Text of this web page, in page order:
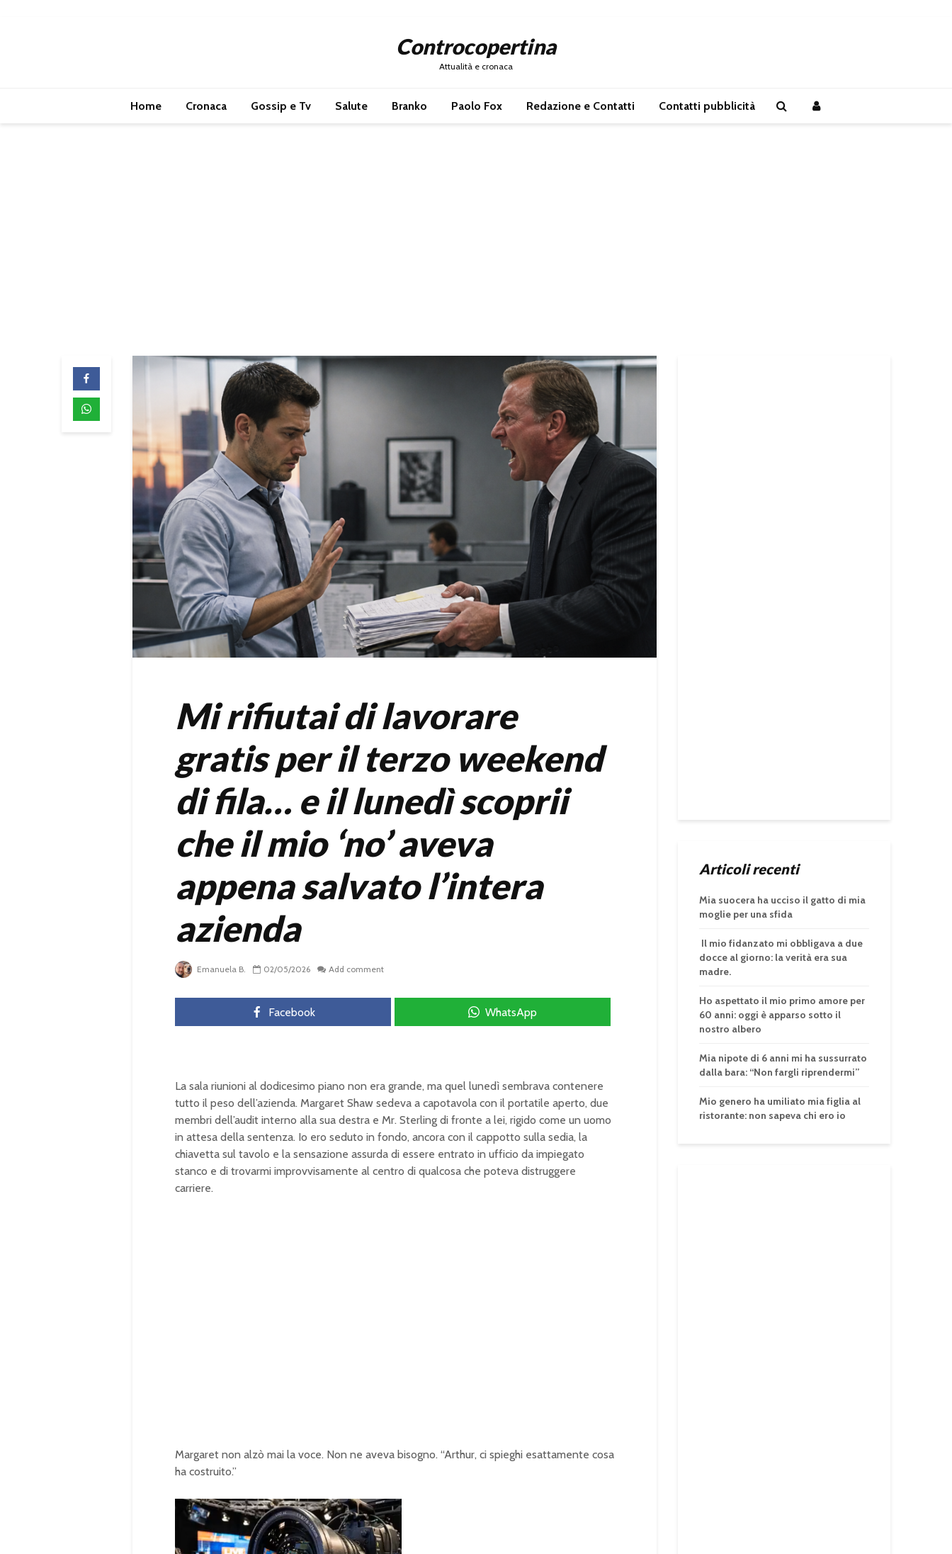
Controcopertina
Attualità e cronaca
Home Cronaca Gossip e Tv Salute Branko Paolo Fox Redazione e Contatti Contatti pubblicità
Mi rifiutai di lavorare
gratis per il terzo weekend
di fila… e il lunedì scoprii
che il mio ‘no’ aveva
appena salvato l’intera
azienda
Emanuela B. 02/05/2026 Add comment
Facebook WhatsApp
La sala riunioni al dodicesimo piano non era grande, ma quel lunedì sembrava contenere
tutto il peso dell’azienda. Margaret Shaw sedeva a capotavola con il portatile aperto, due
membri dell’audit interno alla sua destra e Mr. Sterling di fronte a lei, rigido come un uomo
in attesa della sentenza. Io ero seduto in fondo, ancora con il cappotto sulla sedia, la
chiavetta sul tavolo e la sensazione assurda di essere entrato in ufficio da impiegato
stanco e di trovarmi improvvisamente al centro di qualcosa che poteva distruggere
carriere.
Margaret non alzò mai la voce. Non ne aveva bisogno. “Arthur, ci spieghi esattamente cosa
ha costruito.”
Articoli recenti
Mia suocera ha ucciso il gatto di mia
moglie per una sfida
Il mio fidanzato mi obbligava a due
docce al giorno: la verità era sua
madre.
Ho aspettato il mio primo amore per
60 anni: oggi è apparso sotto il
nostro albero
Mia nipote di 6 anni mi ha sussurrato
dalla bara: “Non fargli riprendermi”
Mio genero ha umiliato mia figlia al
ristorante: non sapeva chi ero io